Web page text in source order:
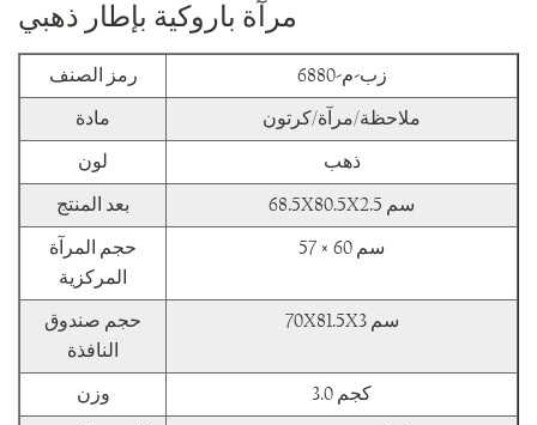
مرآة باروكية بإطار ذهبي
رمز الصنف
زب-م-6880
مادة
ملاحظة/مرآة/كرتون
لون
ذهب
بعد المنتج
68.5X80.5X2.5 سم
حجم المرآة
المركزية
57 × 60 سم
حجم صندوق
النافذة
70X81.5X3 سم
وزن
3.0 كجم